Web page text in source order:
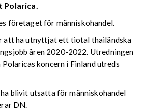
Polarica.
företaget för människohandel.
att ha utnyttjat ett tiotal thailändska
åren 2020-2022. Utredningen
Polaricas koncern i Finland utreds
blivit utsatta för människohandel
DN.